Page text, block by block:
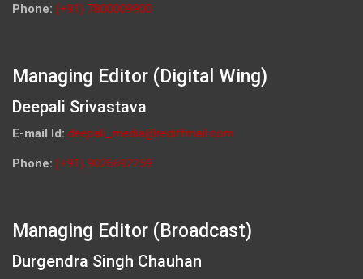
Phone: (+91) 7800009900
Managing Editor (Digital Wing)
Deepali Srivastava
E-mail Id: deepali_media@rediffmail.com
Phone: (+91) 9026692259
Managing Editor (Broadcast)
Durgendra Singh Chauhan